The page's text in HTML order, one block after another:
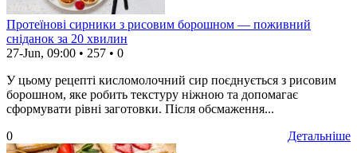
Протеїнові сирники з рисовим борошном — поживний
сніданок за 20 хвилин
27-Jun, 09:00 • 257 • 0
У цьому рецепті кисломолочний сир поєднується з рисовим
борошном, яке робить текстуру ніжною та допомагає
сформувати рівні заготовки. Після обсмаження...
Детальніше
0